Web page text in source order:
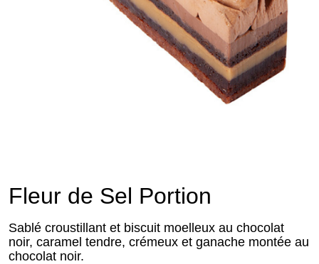
Fleur de Sel Portion
Sablé croustillant et biscuit moelleux au chocolat
noir, caramel tendre, crémeux et ganache montée au
chocolat noir.